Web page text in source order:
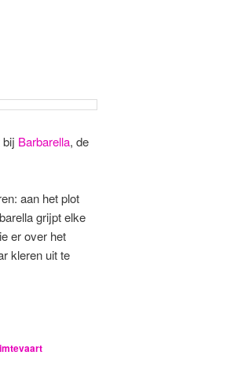
Barbarella, de
aan het plot
grijpt elke
er over het
kleren uit te